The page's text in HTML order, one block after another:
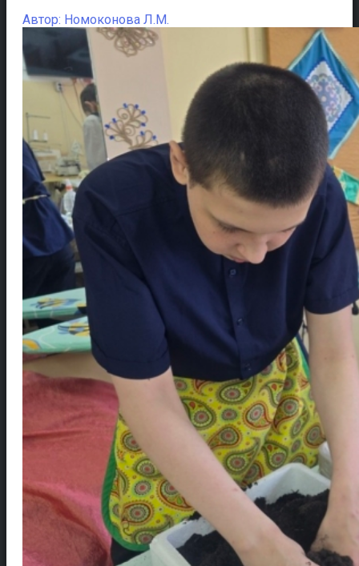
Автор: Номоконова Л.М.